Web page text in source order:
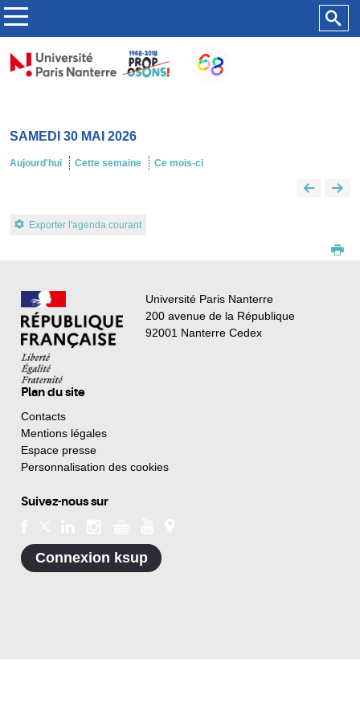
SAMEDI 30 MAI 2026
Aujourd'hui Cette semaine Ce mois-ci
Exporter l'agenda courant
Université Paris Nanterre
200 avenue de la République
92001 Nanterre Cedex
Plan du site
Contacts
Mentions légales
Espace presse
Personnalisation des cookies
Suivez-nous sur
Connexion ksup